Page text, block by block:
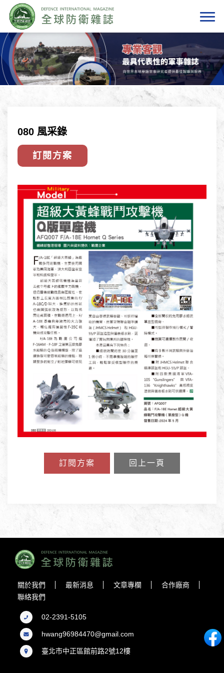
080 風采錄
訂閱方案
訂閱方案 回上一頁
關於我們 最新消息 文章專欄
合作廠商
聯絡我們
02-2391-5105
hwang96984470@gmail.com
臺北市中正區館前路2號12樓